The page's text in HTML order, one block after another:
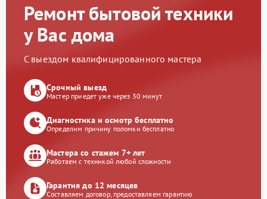
Ремонт бытовой техники
у Вас дома
С выездом квалифицированного мастера
Срочный выезд
Мастер приедет уже через 30 минут
Диагностика и осмотр бесплатно
Определим причину поломки бесплатно
Мастера со стажем 7+ лет
Работаем с техникой любой сложности
Гарантия до 12 месяцев
Составляем договор, предоставляем гарантию